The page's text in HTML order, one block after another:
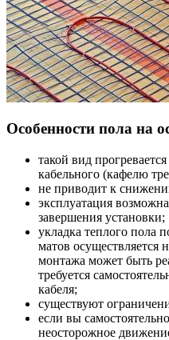
Особенности пола на
такой вид
кабельного (кафелю
не приводит к
эксплуатация
завершения установки;
укладка теплого пола
матов осуществляется
монтажа может быть
требуется
кабеля;
существуют
если вы
неосторожное